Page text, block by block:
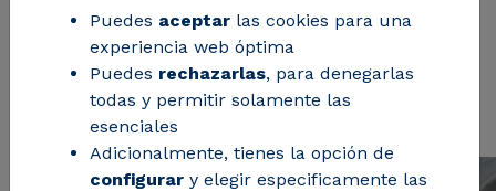
transporte.
Solicita información
Puedes aceptar las cookies para una
experiencia web óptima
Puedes rechazarlas, para denegarlas
todas y permitir solamente las
esenciales
Adicionalmente, tienes la opción de
configurar y elegir especificamente las